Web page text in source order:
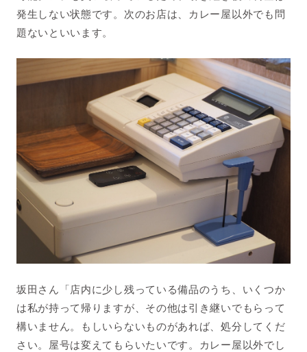
発生しない状態です。次のお店は、カレー屋以外でも問
題ないといいます。
坂田さん「店内に少し残っている備品のうち、いくつか
は私が持って帰りますが、その他は引き継いでもらって
構いません。もしいらないものがあれば、処分してくだ
さい。屋号は変えてもらいたいです。カレー屋以外でし